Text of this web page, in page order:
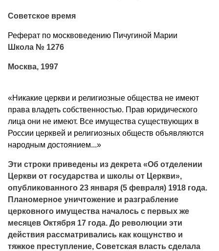
Советское время
Реферат по москвоведению Пичугиной Марии
Школа № 1276
Москва, 1997
«Никакие церкви и религиозные общества не имеют
права владеть собственностью. Прав юридического
лица они не имеют. Все имущества существующих в
России церквей и религиозных обществ объявляются
народным достоянием...»
Эти строки приведены из декрета «Об отделении
Церкви от государства и школы от Церкви»,
опубликованного 23 января (5 февраля) 1918 года.
Планомерное уничтожение и разграбление
церковного имущества началось с первых же
месяцев Октября 17 года. До революции эти
действия рассматривались как кощунство и
тяжкое преступление, Советская власть сделала